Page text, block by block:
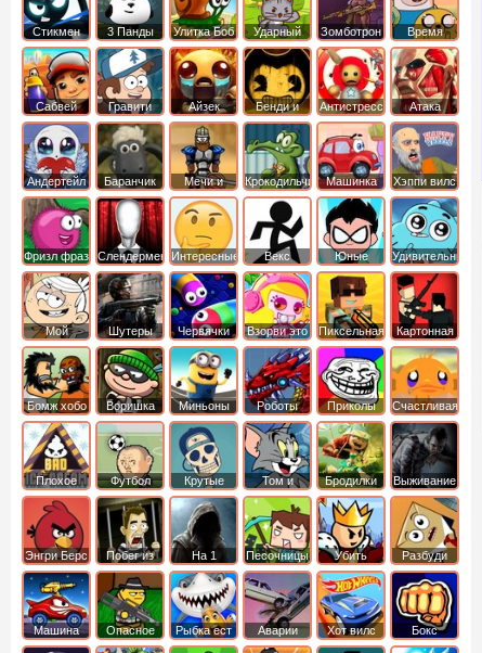
Стикмен 3 Панды Улитка Боб
Ударный
отряд котят
Зомботрон
Время
Приключений
Сабвей
Серф
Гравити
Фолз
Айзек
Бенди и
Чернильная
машина
Антистресс
Атака
Титанов
Андертейл
Баранчик
Шон
Мечи и
Сандали
Крокодильчик
Свомпи
Машинка
Вилли
Хэппи вилс
Фризл фраз Слендермен Интересные Векс
Юные
титаны
вперед
Удивительный
мир
Гамбола
Мой
шумный
дом
Шутеры Червячки Взорви это
Пиксельная
война
Картонная
башка
Бомж хобо
Воришка
боб
Миньоны
Роботы
динозавры
Приколы
Счастливая
обезьянка
Плохое
мороженое
Футбол
головами
Крутые
Том и
джерри
Бродилки
Приключения
Выживание
Энгри Берс
Побег из
тюрьмы
На 1 Песочницы
Убить
короля
Разбуди
коробку
Машина
ест
Опасное
оружие
Рыбка ест
рыбку
Аварии
машин
Хот вилс Бокс